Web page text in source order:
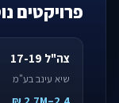
פרויקטים
צה"ל 17-19
שיא עינב בע"מ